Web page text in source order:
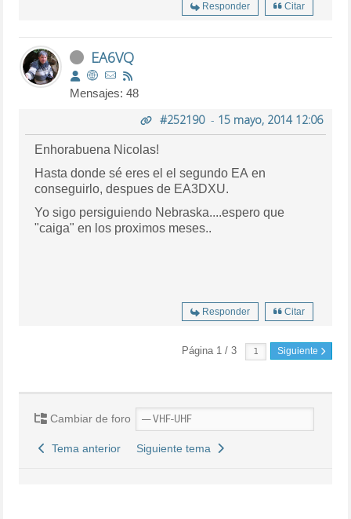
Responder Citar
EA6VQ
Mensajes: 48
#252190- 15 mayo, 2014 12:06
Enhorabuena Nicolas!
Hasta donde sé eres el el segundo EA en
conseguirlo, despues de EA3DXU.
Yo sigo persiguiendo Nebraska....espero que
"caiga" en los proximos meses..
Responder Citar
Página 1 / 3 Siguiente
Cambiar de foro
Tema anterior Siguiente tema